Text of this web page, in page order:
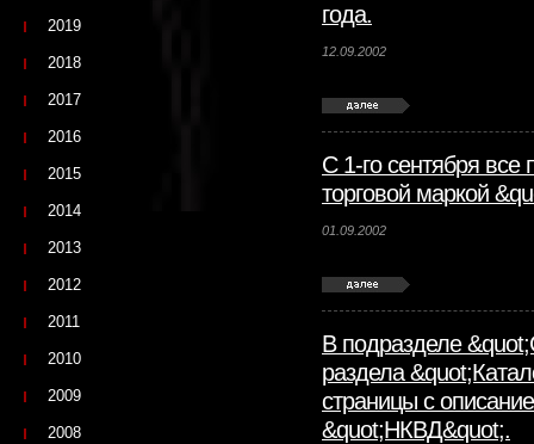
года.
12.09.2002
С 1-го сентября все
торговой маркой
01.09.2002
В подразделе
раздела
страницы с
&quot;НКВД&quot;.
2019
2018
2017
2016
2015
2014
2013
2012
2011
2010
2009
2008